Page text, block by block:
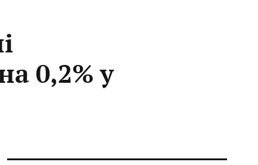
0,2% у